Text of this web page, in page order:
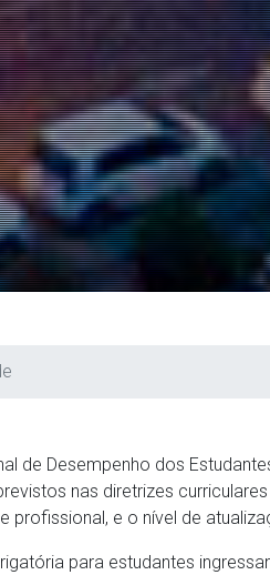
de Desempenho dos
nas diretrizes
profissional, e o nível de
para estudantes